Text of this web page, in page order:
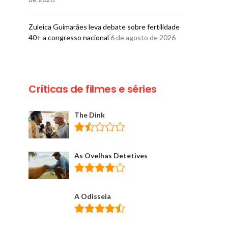
Zuleica Guimarães leva debate sobre fertilidade
40+ a congresso nacional 6 de agosto de 2026
Críticas de filmes e séries
The Dink
As Ovelhas Detetives
A Odisseia